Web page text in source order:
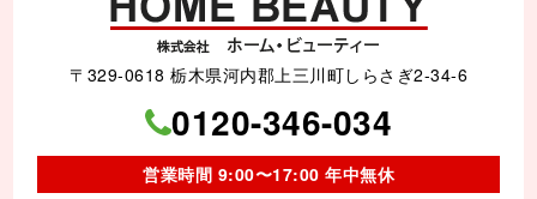
〒329-0618 栃木県河内郡上三川町しらさぎ2-34-6
0120-346-034
営業時間 9:00〜17:00 年中無休